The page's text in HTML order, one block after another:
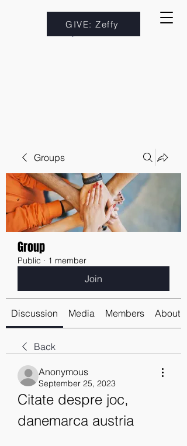
GIVE: Zeffy
Groups
Group
Public · 1 member
Join
Discussion Media Members About
Back
Anonymous
September 25, 2023
Citate despre joc,
danemarca austria